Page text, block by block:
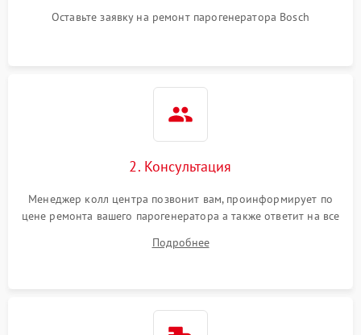
Оставьте заявку на ремонт парогенератора Bosch
2. Консультация
Менеджер колл центра позвонит вам, проинформирует по
цене ремонта вашего парогенератора а также ответит на все
Подробнее